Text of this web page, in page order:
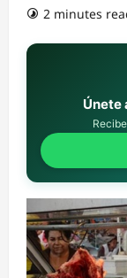
2 minutes
Únete